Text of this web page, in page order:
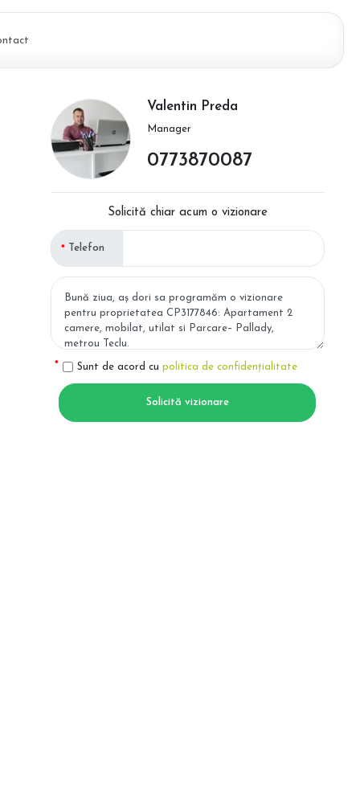
Valentin Preda
Manager
0773870087
Solicită chiar acum o vizionare
Telefon
Sunt de acord cu politica de confidențialitate
Solicită vizionare